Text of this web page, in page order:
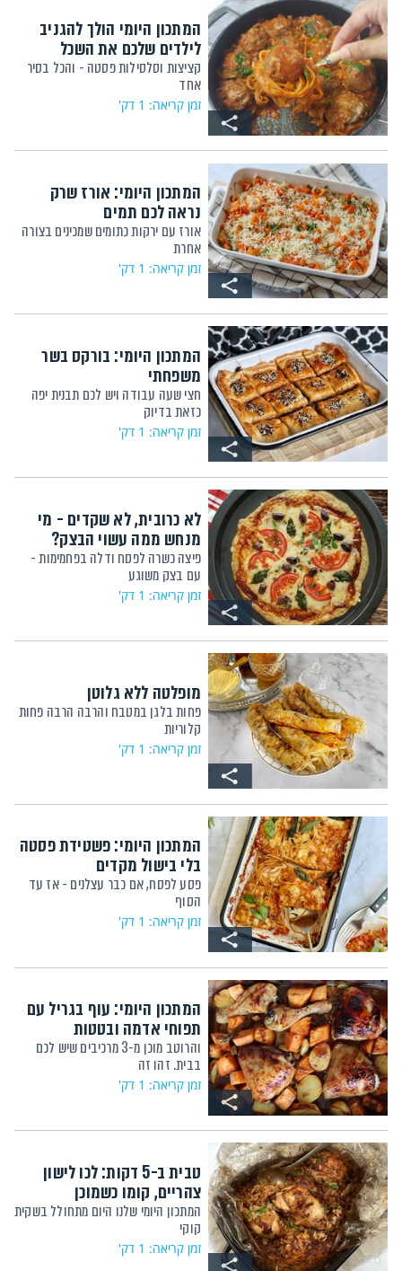
המתכון היומי הולך להגניב
לילדים שלכם את השכל
קציצות וסלסילות פסטה - והכל בסיר
אחד
זמן קריאה: 1 דק'
המתכון היומי: אורז שרק
נראה לכם תמים
אורז עם ירקות כתומים שמכינים בצורה
אחרת
זמן קריאה: 1 דק'
המתכון היומי: בורקס בשר
משפחתי
חצי שעה עבודה ויש לכם תבנית יפה
כזאת בדיוק
זמן קריאה: 1 דק'
לא כרובית, לא שקדים - מי
מנחש ממה עשוי הבצק?
פיצה כשרה לפסח ודלה בפחמימות -
עם בצק משוגע
זמן קריאה: 1 דק'
מופלטה ללא גלוטן
פחות בלגן במטבח והרבה הרבה פחות
קלוריות
זמן קריאה: 1 דק'
המתכון היומי: פשטידת פסטה
בלי בישול מקדים
פסע לפסח, אם כבר עצלנים - אז עד
הסוף
זמן קריאה: 1 דק'
המתכון היומי: עוף בגריל עם
תפוחי אדמה ובטטות
והרוטב מוכן מ-3 מרכיבים שיש לכם
בבית. זהו זה
זמן קריאה: 1 דק'
טבית ב-5 דקות: לכו לישון
צהריים, קומו כשמוכן
המתכון היומי שלנו היום מתחולל בשקית
קוקי
זמן קריאה: 1 דק'